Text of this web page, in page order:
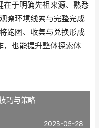
在于明确先祖来源、熟悉
察环境线索与完整完成
跑图、收集与兑换形成
，也能提升整体探索体
巧与策略
2026-05-28